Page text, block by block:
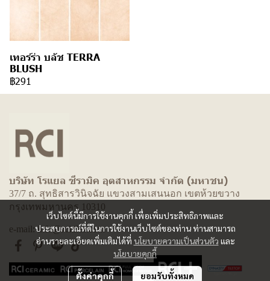
เทอร์ร่า บลัช TERRA
BLUSH
฿291
เว็บไซต์นี้มีการใช้งานคุกกี้ เพื่อเพิ่มประสิทธิภาพและ
ประสบการณ์ที่ดีในการใช้งานเว็บไซต์ของท่าน ท่านสามารถ
อ่านรายละเอียดเพิ่มเติมได้ที่ นโยบายความเป็นส่วนตัว และ
นโยบายคุกกี้
ตั้งค่าคุกกี้ ยอมรับทั้งหมด
บริษัท โรแยล ซีรามิค อุตสาหกรรม จำกัด (มหาชน)
37/7 ถ. สุทธิสารวินิจฉัย แขวงสามเสนนอก เขตห้วยขวาง
กรุงเทพมหานคร 10310
e-mail: info@rcitiles.com